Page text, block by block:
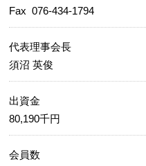
Fax 076-434-1794
代表理事会長
須沼 英俊
出資金
80,190千円
会員数